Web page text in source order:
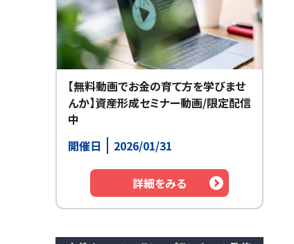
【無料動画でお金の育て方を学びませ
んか】資産形成セミナー動画/限定配信
中
開催日
2026/01/31
詳細をみる